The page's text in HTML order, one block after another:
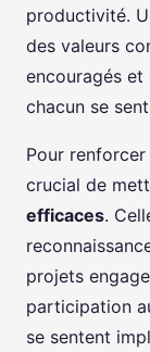
productivité.
des valeurs
encouragés et
chacun se
Pour renforcer
crucial de
efficaces.
projets
participation
se sentent